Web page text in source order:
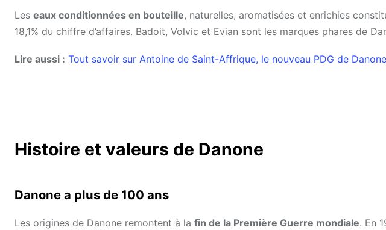
Les eaux conditionnées en bouteille, naturelles, aromatisées et enrichies
18,1% du chiffre d’affaires. Badoit, Volvic et Evian sont les marques phares de
Lire aussi : Tout savoir sur Antoine de Saint-Affrique, le nouveau PDG de
Histoire et valeurs de Danone
Danone a plus de 100 ans
Les origines de Danone remontent à la fin de la Première Guerre mondiale. En